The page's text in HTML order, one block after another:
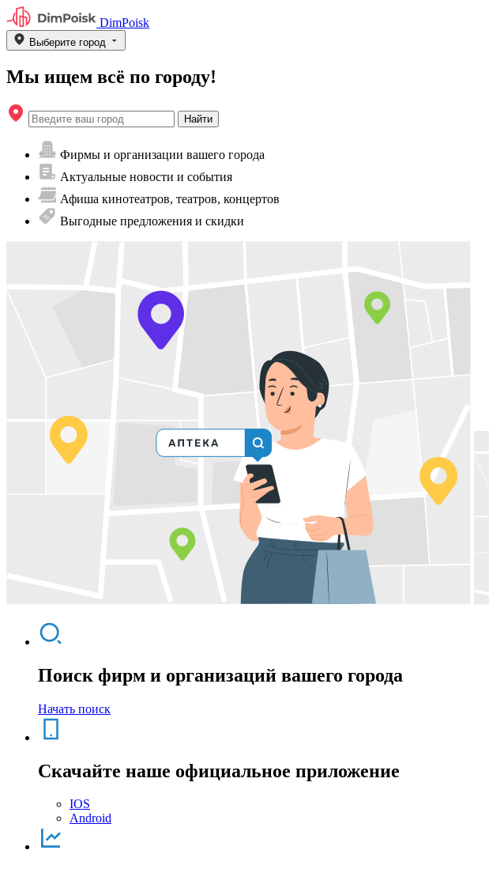
DimPoisk
Выберите город
Мы ищем всё по городу!
Найти
Фирмы и организации вашего города
Актуальные новости и события
Афиша кинотеатров, театров, концертов
Выгодные предложения и скидки
Поиск фирм и организаций вашего города
Начать поиск
Скачайте наше официальное приложение
IOS
Android